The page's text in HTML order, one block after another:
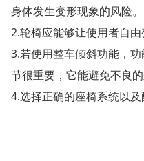
身体发生变形现象的风险。
2.轮椅应能够让使用者自
3.若使用整车倾斜功能，
节很重要，它能避免不良的
4.选择正确的座椅系统以及